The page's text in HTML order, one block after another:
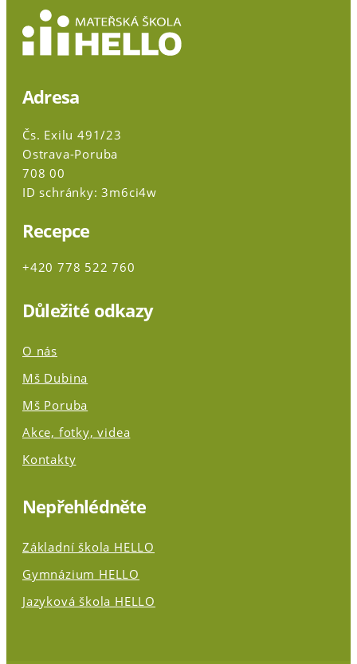
Adresa
Čs. Exilu 491/23
Ostrava-Poruba
708 00
ID schránky: 3m6ci4w
Recepce
+420 778 522 760
Důležité odkazy
O nás
Mš Dubina
Mš Poruba
Akce, fotky, videa
Kontakty
Nepřehlédněte
Základní škola HELLO
Gymnázium HELLO
Jazyková škola HELLO